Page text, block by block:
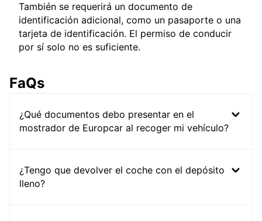
También se requerirá un documento de
identificación adicional, como un pasaporte o una
tarjeta de identificación. El permiso de conducir
por sí solo no es suficiente.
FaQs
¿Qué documentos debo presentar en el
mostrador de Europcar al recoger mi vehículo?
¿Tengo que devolver el coche con el depósito
lleno?